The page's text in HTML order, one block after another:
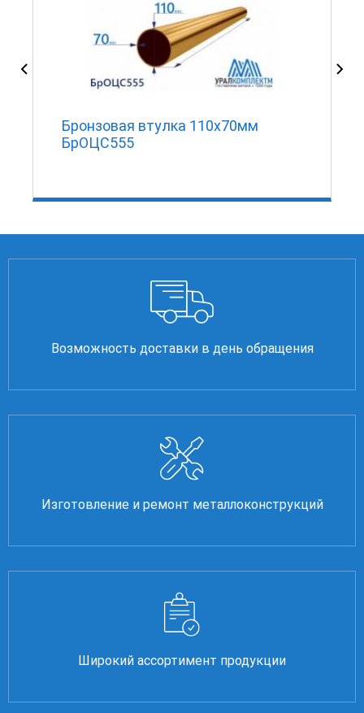
Бронзовая втулка 110x70мм
БрОЦС555
Возможность доставки в день обращения
Изготовление и ремонт металлоконструкций
Широкий ассортимент продукции